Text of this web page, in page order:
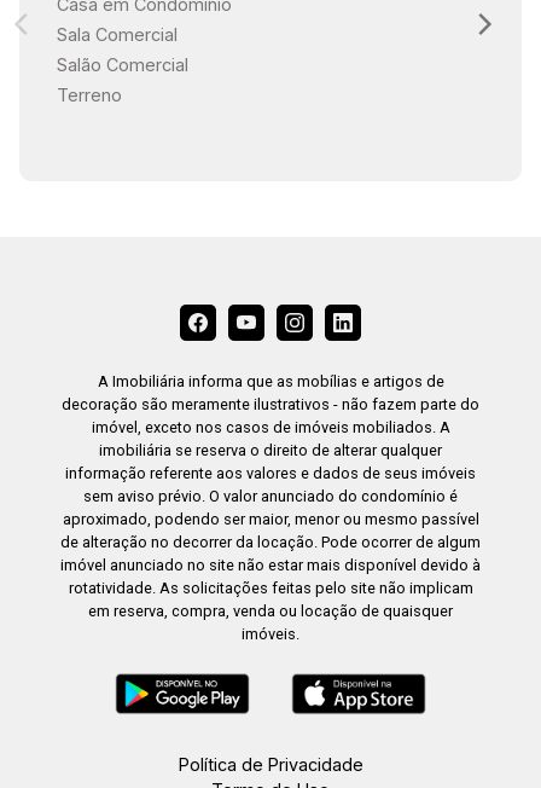
19:00
Casa em Condomínio
Sala Comercial
Salão Comercial
Terreno
A Imobiliária informa que as mobílias e artigos de
decoração são meramente ilustrativos - não fazem parte do
imóvel, exceto nos casos de imóveis mobiliados. A
imobiliária se reserva o direito de alterar qualquer
informação referente aos valores e dados de seus imóveis
sem aviso prévio. O valor anunciado do condomínio é
aproximado, podendo ser maior, menor ou mesmo passível
de alteração no decorrer da locação. Pode ocorrer de algum
imóvel anunciado no site não estar mais disponível devido à
rotatividade. As solicitações feitas pelo site não implicam
em reserva, compra, venda ou locação de quaisquer
imóveis.
Política de Privacidade